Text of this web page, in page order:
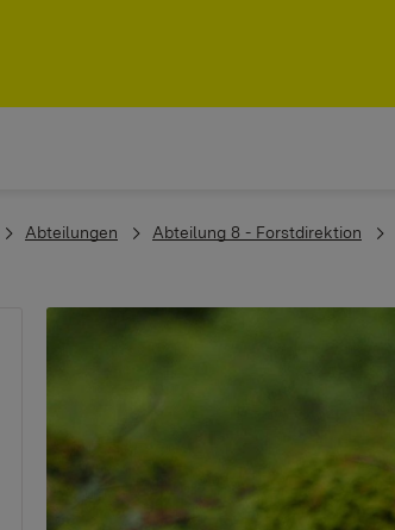
Abteilungen Abteilung 8 - Forstdirektion